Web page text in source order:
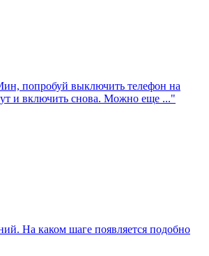
попробуй выключить телефон на
и включить снова. Можно еще ..."
На каком шаге появляется подобно